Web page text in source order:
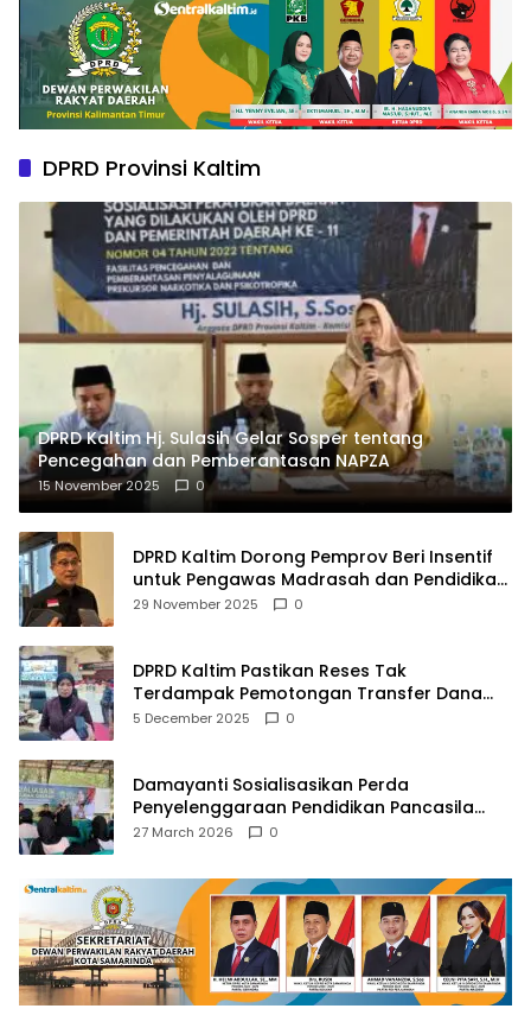
DPRD Provinsi Kaltim
DPRD Kaltim Hj. Sulasih Gelar Sosper tentang
Pencegahan dan Pemberantasan NAPZA
15 November 2025 0
DPRD Kaltim Dorong Pemprov Beri Insentif
untuk Pengawas Madrasah dan Pendidikan
Agama
29 November 2025 0
DPRD Kaltim Pastikan Reses Tak
Terdampak Pemotongan Transfer Dana
Pusat
5 December 2025 0
Damayanti Sosialisasikan Perda
Penyelenggaraan Pendidikan Pancasila
dan Wawasan Kebangsaan
27 March 2026 0